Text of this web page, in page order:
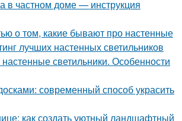
в частном доме — инструкция
о том, какие бывают про настенные
лучших настенных светильников
светильники. Особенности
современный способ украсить
как создать уютный ландшафтный